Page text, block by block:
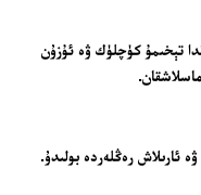
تېخىمۇ كۈچلۈك ۋە ئۇزۇن
ئارىلاش رەڭلەردە بولىدۇ.